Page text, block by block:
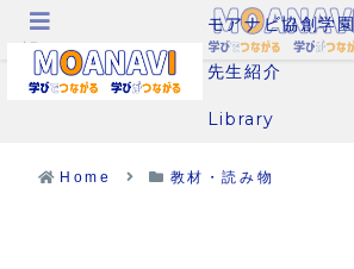
モアナビ協創学園
先生紹介
Library
Home 教材・読み物
メニュー